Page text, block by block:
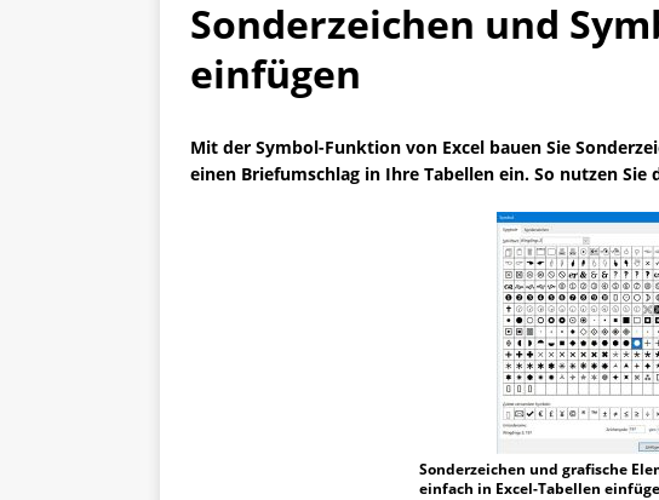
Sonder­zeichen und
einfügen
Mit der Symbol-Funktion von Excel bauen Sie
einen Briefumschlag in Ihre Tabellen ein. So nutzen Sie
Sonderzeichen und grafische
einfach in Excel-Tabellen